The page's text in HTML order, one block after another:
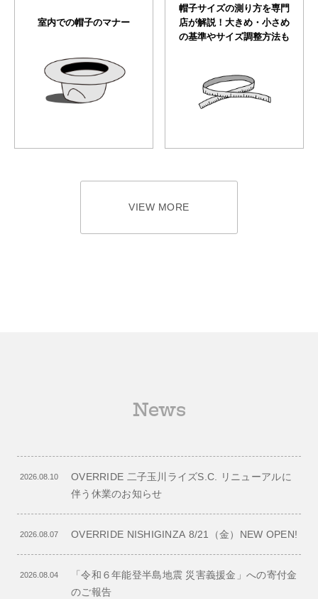
室内での帽子のマナー
帽子サイズの測り方を専門
店が解説！大きめ・小さめ
の基準やサイズ調整方法も
VIEW MORE
News
2026.08.10
OVERRIDE 二子玉川ライズS.C. リニューアルに
伴う休業のお知らせ
2026.08.07 OVERRIDE NISHIGINZA 8/21（金）NEW OPEN!
2026.08.04
「令和６年能登半島地震 災害義援金」への寄付金
のご報告